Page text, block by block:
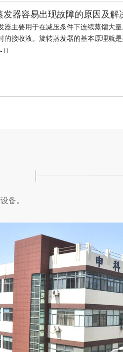
发器容易出现故障的原因及解
器主要用于在减压条件下连续蒸馏大
的接收液。旋转蒸发器的基本原理就
11
备。